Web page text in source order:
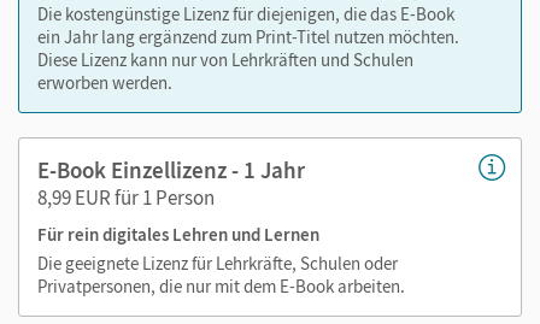
Die kostengünstige Lizenz für diejenigen, die das E-Book
ein Jahr lang ergänzend zum Print-Titel nutzen möchten.
Diese Lizenz kann nur von Lehrkräften und Schulen
erworben werden.
E-Book Einzellizenz - 1 Jahr
8,99 EUR für 1 Person
Für rein digitales Lehren und Lernen
Die geeignete Lizenz für Lehrkräfte, Schulen oder
Privatpersonen, die nur mit dem E-Book arbeiten.